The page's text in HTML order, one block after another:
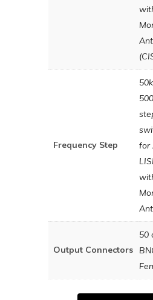
Frequency Step
for
Output Connectors
50